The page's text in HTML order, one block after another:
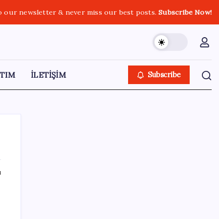
our newsletter & never miss our best posts.Subscribe Now!
İLETİŞİM Subscribe